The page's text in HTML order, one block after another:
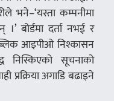
भने–‘यस्ता कम्पनीमा
बोर्डमा दर्ता नभई र
आइपीओ निश्कासन
निस्किएको सूचनाको
प्रक्रिया अगाडि बढाइने